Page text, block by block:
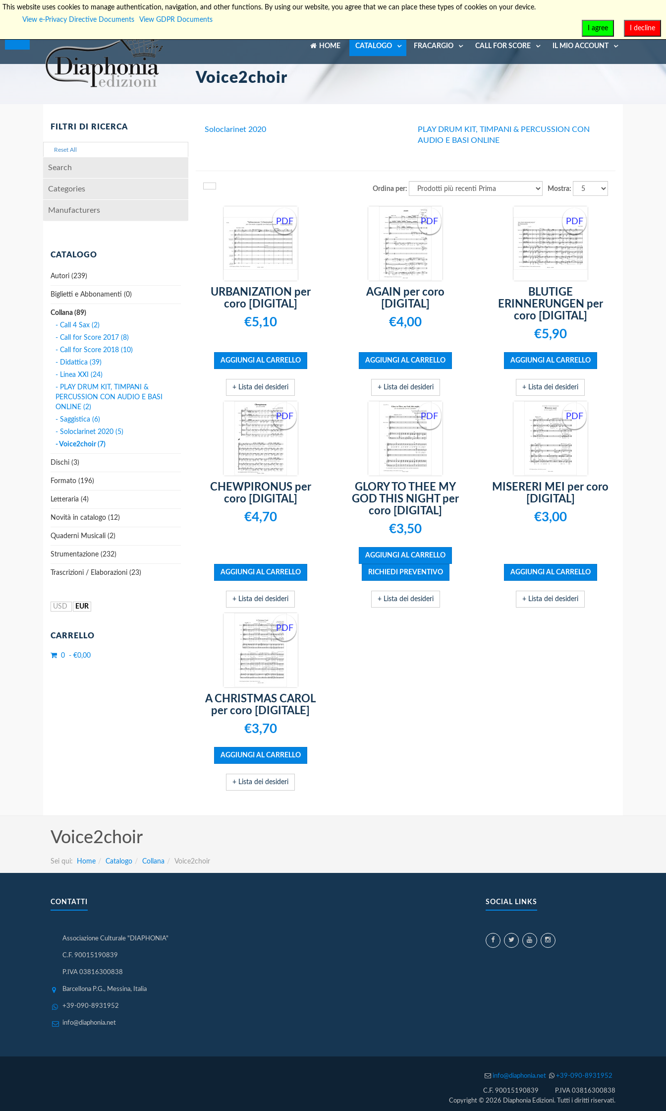
+39-090-8931952
HOME CATALOGO FRACARGIO CALL FOR SCORE IL MIO ACCOUNT
Soloclarinet 2020
PLAY DRUM KIT, TIMPANI & PERCUSSION CON
AUDIO E BASI ONLINE
Voice2choir
Mostra:
Ordina per:
PDF
URBANIZATION per
coro [DIGITAL]
€5,10
+ Lista dei desideri
PDF
AGAIN per coro
[DIGITAL]
€4,00
+ Lista dei desideri
PDF
BLUTIGE
ERINNERUNGEN per
coro [DIGITAL]
€5,90
+ Lista dei desideri
PDF
CHEWPIRONUS per
coro [DIGITAL]
€4,70
+ Lista dei desideri
PDF
GLORY TO THEE MY
GOD THIS NIGHT per
coro [DIGITAL]
€3,50
+ Lista dei desideri
PDF
MISERERI MEI per coro
[DIGITAL]
€3,00
+ Lista dei desideri
PDF
A CHRISTMAS CAROL
per coro [DIGITALE]
€3,70
+ Lista dei desideri
FILTRI DI RICERCA
Reset All
Search
Categories
Manufacturers
CATALOGO
Autori (239)
Biglietti e Abbonamenti (0)
Collana (89)
- Call 4 Sax (2)
- Call for Score 2017 (8)
- Call for Score 2018 (10)
- Didattica (39)
- Linea XXI (24)
- PLAY DRUM KIT, TIMPANI &
PERCUSSION CON AUDIO E BASI
ONLINE (2)
- Saggistica (6)
- Soloclarinet 2020 (5)
- Voice2choir (7)
Dischi (3)
Formato (196)
Letteraria (4)
Novità in catalogo (12)
Quaderni Musicali (2)
Strumentazione (232)
Trascrizioni / Elaborazioni (23)
USD EUR
CARRELLO
0 - €0,00
Voice2choir
Sei qui: Home Catalogo Collana Voice2choir
CONTATTI
Associazione Culturale "DIAPHONIA"
C.F. 90015190839
P.IVA 03816300838
Barcellona P.G., Messina, Italia
+39-090-8931952
info@diaphonia.net
SOCIAL LINKS
info@diaphonia.net +39-090-8931952
C.F. 90015190839 P.IVA 03816300838
Copyright © 2026 Diaphonia Edizioni. Tutti i diritti riservati.
This website uses cookies to manage authentication, navigation, and other functions. By using our website, you agree that we can place these types of cookies on your device.
View e-Privacy Directive Documents
View GDPR Documents
I decline
I agree